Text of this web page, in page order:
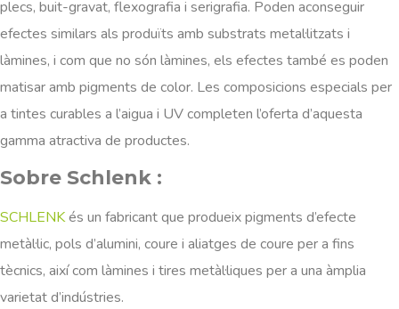
plecs, buit-gravat, flexografia i serigrafia. Poden aconseguir
efectes similars als produïts amb substrats metal·litzats i
làmines, i com que no són làmines, els efectes també es poden
matisar amb pigments de color. Les composicions especials per
a tintes curables a l’aigua i UV completen l’oferta d’aquesta
gamma atractiva de productes.
Sobre Schlenk :
SCHLENKés un fabricant que produeix pigments d’efecte
metàl·lic, pols d’alumini, coure i aliatges de coure per a fins
tècnics, així com làmines i tires metàl·liques per a una àmplia
varietat d’indústries.